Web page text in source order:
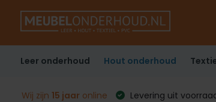
Leer onderhoud Hout onderhoud
Wij zijn 15 jaaronline Levering uit